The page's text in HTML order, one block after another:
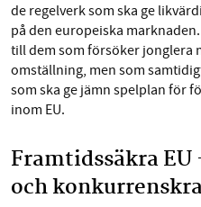
de regelverk som ska ge
på den europeiska
till dem som försöker jonglera
omställning, men som
som ska ge jämn spelplan för
inom EU.
Framtidssäkra
och